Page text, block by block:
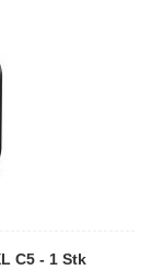
C5 - 1 Stk